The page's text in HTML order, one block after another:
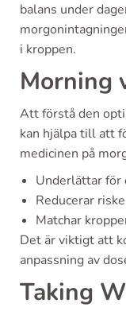
balans under
i kroppen.
Morning
Att förstå den
kan hjälpa till att
medicinen på
Underlättar
Reducerar
Matchar
Det är viktigt att
anpassning av
Taking